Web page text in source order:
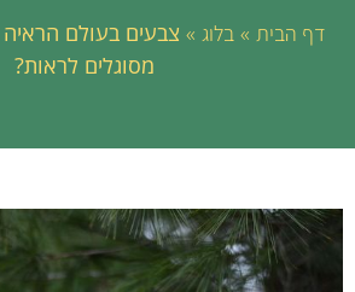
דף הבית » בלוג » צבעים בעולם
מסוגלים לראות?